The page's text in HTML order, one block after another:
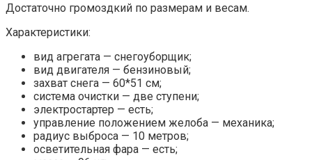
Достаточно громоздкий по размерам и весам.
Характеристики:
вид агрегата — снегоуборщик;
вид двигателя — бензиновый;
захват снега — 60*51 см;
система очистки — две ступени;
электростартер — есть;
управление положением желоба — механика;
радиус выброса — 10 метров;
осветительная фара — есть;